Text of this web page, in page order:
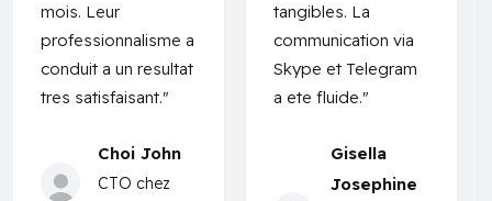
mois. Leur
professionnalisme a
conduit a un resultat
tres satisfaisant."
Choi John
CTO chez
tangibles. La
communication via
Skype et Telegram
a ete fluide."
Gisella
Josephine